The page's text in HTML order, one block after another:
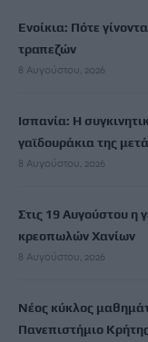
Ενοίκια: Πότε
τραπεζών
8 Αυγούστου, 2026
Ισπανία: Η
γαϊδουράκια της
8 Αυγούστου, 2026
Στις 19 Αυγούστου η
κρεοπωλών Χανίων
8 Αυγούστου, 2026
Νέος κύκλος
Πανεπιστήμιο